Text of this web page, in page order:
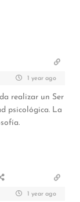
1 year ago
realizar un Ser
psicológica. La
1 year ago